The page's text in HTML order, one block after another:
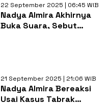
22 September 2025 | 06:45 WIB
Nadya Almira Akhirnya
Buka Suara, Sebut
21 September 2025 | 21:06 WIB
Nadya Almira Bereaksi
Usai Kasus Tabrak